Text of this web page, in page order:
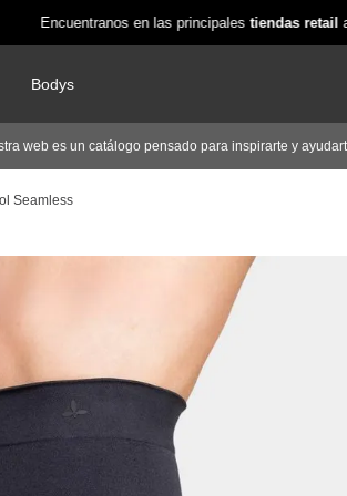
Encuentranos en las principales tiendas retail
Bodys
web es un catálogo pensado para inspirarte y
Seamless